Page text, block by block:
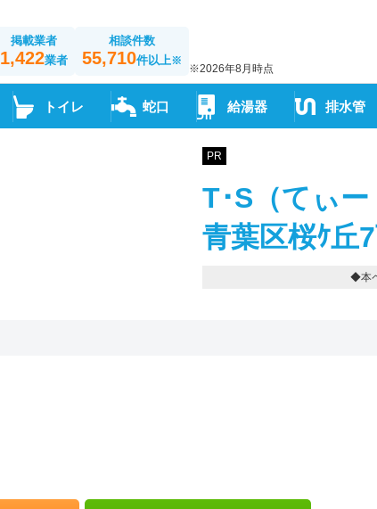
掲載業者
1,422業者
相談件数
55,710件以上※
※2026年8月時点
トイレ 蛇口 給湯器 排水管
PR
T･S（てぃ
青葉区桜ｹ丘
◆本